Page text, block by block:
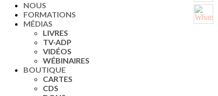
NOUS
FORMATIONS
MÉDIAS
LIVRES
TV-ADP
VIDÉOS
WÉBINAIRES
BOUTIQUE
CARTES
CDS